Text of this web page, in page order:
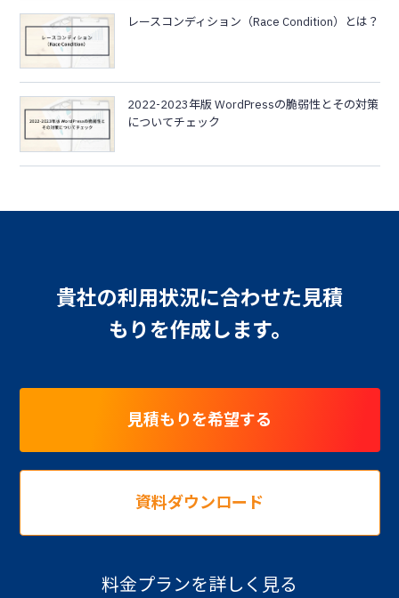
レースコンディション（Race Condition）とは？
2022-2023年版 WordPressの脆弱性とその対策
についてチェック
貴社の利用状況に合わせた見積
もりを作成します。
見積もりを希望する
資料ダウンロード
料金プランを詳しく見る